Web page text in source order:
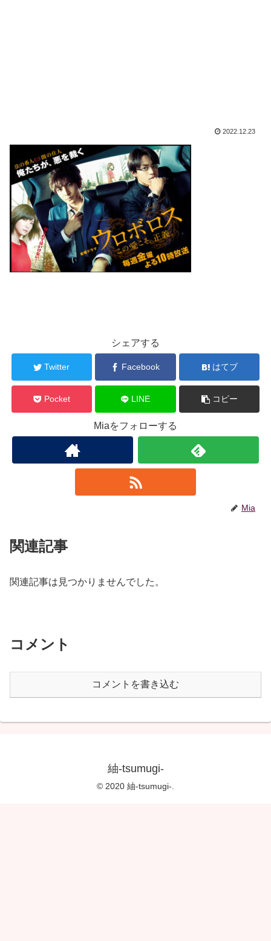
2022.12.23
シェアする
Twitter Facebook はてブ
Pocket LINE コピー
Miaをフォローする
Mia
関連記事
関連記事は見つかりませんでした。
コメント
コメントを書き込む
紬-tsumugi-
© 2020 紬-tsumugi-.